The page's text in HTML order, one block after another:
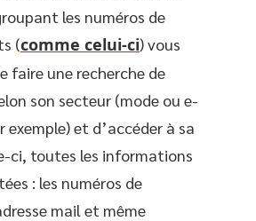
les numéros de
(comme celui-ci) vous
faire une recherche de
son secteur (mode ou e-
exemple) et d’accéder à sa
ci, toutes les informations
: les numéros de
mail et même